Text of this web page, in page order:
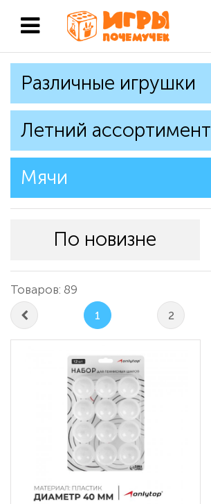
Различные игрушки
Летний ассортимент
Мячи
По новизне
Товаров: 89
1 2